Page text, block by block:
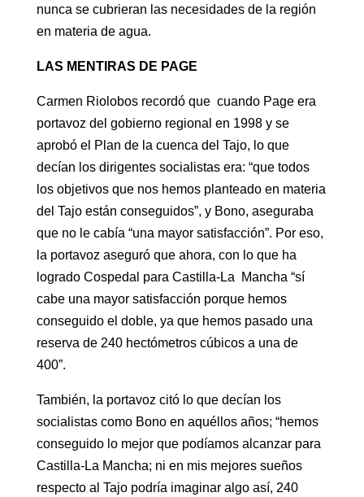
nunca se cubrieran las necesidades de la región
en materia de agua.
LAS MENTIRAS DE PAGE
Carmen Riolobos recordó que cuando Page era
portavoz del gobierno regional en 1998 y se
aprobó el Plan de la cuenca del Tajo, lo que
decían los dirigentes socialistas era: “que todos
los objetivos que nos hemos planteado en materia
del Tajo están conseguidos”, y Bono, aseguraba
que no le cabía “una mayor satisfacción”. Por eso,
la portavoz aseguró que ahora, con lo que ha
logrado Cospedal para Castilla-La Mancha “sí
cabe una mayor satisfacción porque hemos
conseguido el doble, ya que hemos pasado una
reserva de 240 hectómetros cúbicos a una de
400”.
También, la portavoz citó lo que decían los
socialistas como Bono en aquéllos años; “hemos
conseguido lo mejor que podíamos alcanzar para
Castilla-La Mancha; ni en mis mejores sueños
respecto al Tajo podría imaginar algo así, 240